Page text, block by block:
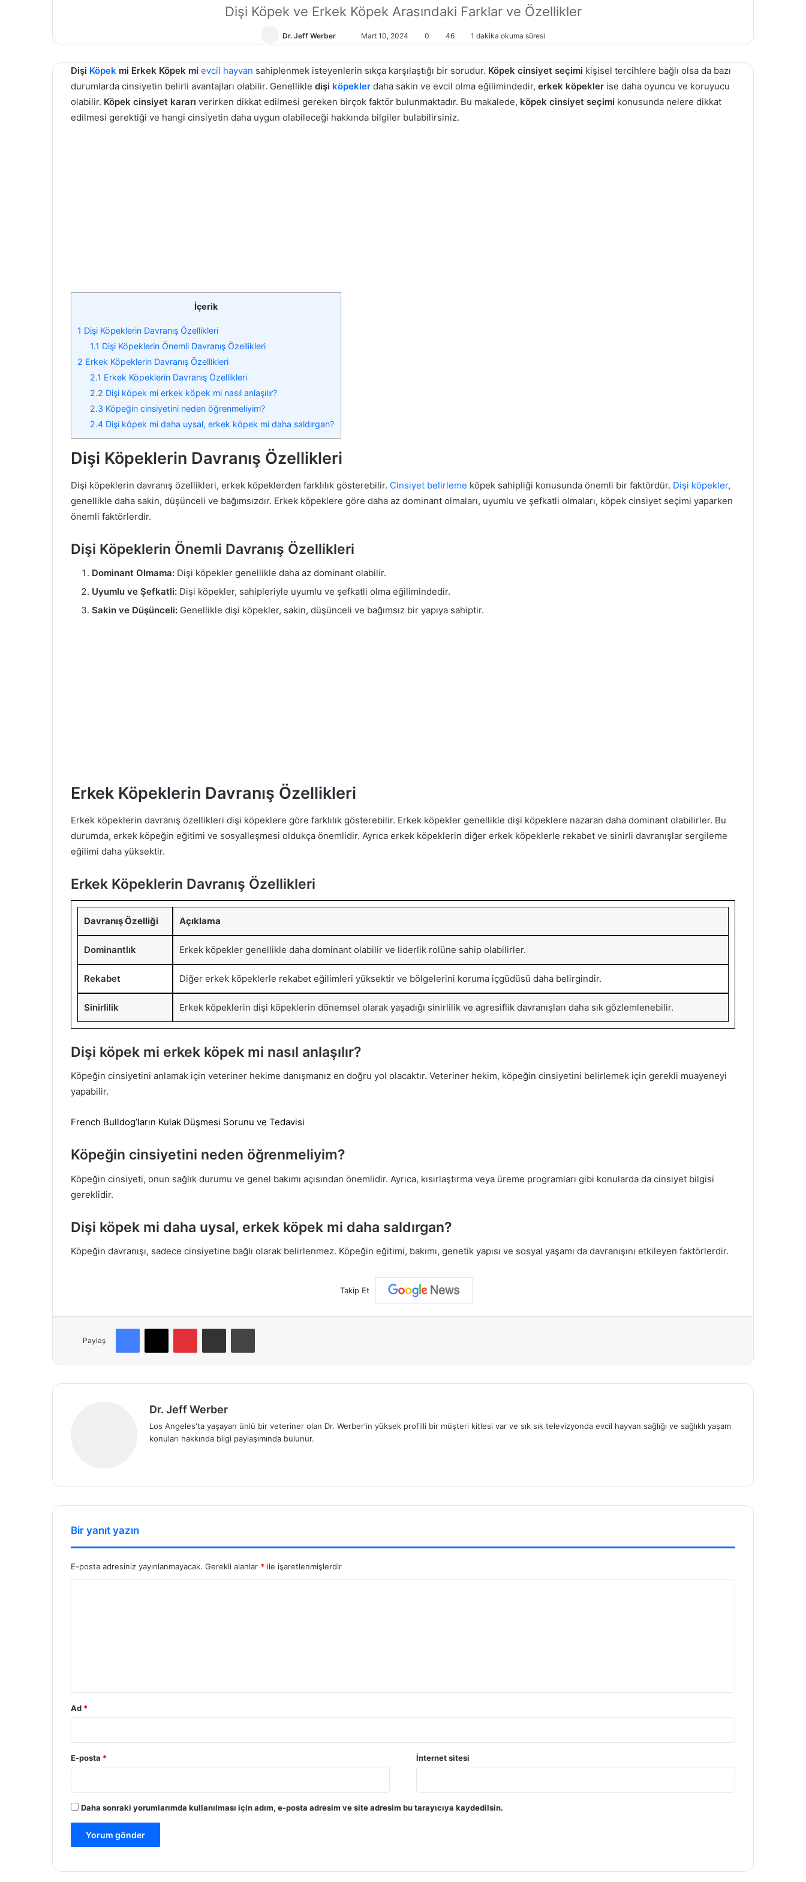
Dişi Köpek ve Erkek Köpek Arasındaki Farklar ve Özellikler
Dr. Jeff Werber
posta
Mart 10, 2024 0 46 1 dakika okuma süresi
Dişi Köpek mi Erkek Köpek mi evcil hayvan sahiplenmek isteyenlerin sıkça karşılaştığı bir sorudur. Köpek cinsiyet seçimi kişisel tercihlere bağlı olsa da bazı
durumlarda cinsiyetin belirli avantajları olabilir. Genellikle dişi köpekler daha sakin ve evcil olma eğilimindedir, erkek köpekler ise daha oyuncu ve koruyucu
olabilir. Köpek cinsiyet kararı verirken dikkat edilmesi gereken birçok faktör bulunmaktadır. Bu makalede, köpek cinsiyet seçimi konusunda nelere dikkat
edilmesi gerektiği ve hangi cinsiyetin daha uygun olabileceği hakkında bilgiler bulabilirsiniz.
İçerik
1 Dişi Köpeklerin Davranış Özellikleri
1.1 Dişi Köpeklerin Önemli Davranış Özellikleri
2 Erkek Köpeklerin Davranış Özellikleri
2.1 Erkek Köpeklerin Davranış Özellikleri
2.2 Dişi köpek mi erkek köpek mi nasıl anlaşılır?
2.3 Köpeğin cinsiyetini neden öğrenmeliyim?
2.4 Dişi köpek mi daha uysal, erkek köpek mi daha saldırgan?
Dişi Köpeklerin Davranış Özellikleri
Dişi köpeklerin davranış özellikleri, erkek köpeklerden farklılık gösterebilir. Cinsiyet belirleme köpek sahipliği konusunda önemli bir faktördür. Dişi köpekler,
genellikle daha sakin, düşünceli ve bağımsızdır. Erkek köpeklere göre daha az dominant olmaları, uyumlu ve şefkatli olmaları, köpek cinsiyet seçimi yaparken
önemli faktörlerdir.
Dişi Köpeklerin Önemli Davranış Özellikleri
Dominant Olmama: Dişi köpekler genellikle daha az dominant olabilir.
Uyumlu ve Şefkatli: Dişi köpekler, sahipleriyle uyumlu ve şefkatli olma eğilimindedir.
Sakin ve Düşünceli: Genellikle dişi köpekler, sakin, düşünceli ve bağımsız bir yapıya sahiptir.
Erkek Köpeklerin Davranış Özellikleri
Erkek köpeklerin davranış özellikleri dişi köpeklere göre farklılık gösterebilir. Erkek köpekler genellikle dişi köpeklere nazaran daha dominant olabilirler. Bu
durumda, erkek köpeğin eğitimi ve sosyalleşmesi oldukça önemlidir. Ayrıca erkek köpeklerin diğer erkek köpeklerle rekabet ve sinirli davranışlar sergileme
eğilimi daha yüksektir.
Erkek Köpeklerin Davranış Özellikleri
Davranış Özelliği Açıklama
Dominantlık Erkek köpekler genellikle daha dominant olabilir ve liderlik rolüne sahip olabilirler.
Rekabet Diğer erkek köpeklerle rekabet eğilimleri yüksektir ve bölgelerini koruma içgüdüsü daha belirgindir.
Sinirlilik Erkek köpeklerin dişi köpeklerin dönemsel olarak yaşadığı sinirlilik ve agresiflik davranışları daha sık gözlemlenebilir.
Dişi köpek mi erkek köpek mi nasıl anlaşılır?
Köpeğin cinsiyetini anlamak için veteriner hekime danışmanız en doğru yol olacaktır. Veteriner hekim, köpeğin cinsiyetini belirlemek için gerekli muayeneyi
yapabilir.
French Bulldog’ların Kulak Düşmesi Sorunu ve Tedavisi
Köpeğin cinsiyetini neden öğrenmeliyim?
Köpeğin cinsiyeti, onun sağlık durumu ve genel bakımı açısından önemlidir. Ayrıca, kısırlaştırma veya üreme programları gibi konularda da cinsiyet bilgisi
gereklidir.
Dişi köpek mi daha uysal, erkek köpek mi daha saldırgan?
Köpeğin davranışı, sadece cinsiyetine bağlı olarak belirlenmez. Köpeğin eğitimi, bakımı, genetik yapısı ve sosyal yaşamı da davranışını etkileyen faktörlerdir.
Takip Et
Paylaş
Dr. Jeff Werber
Los Angeles'ta yaşayan ünlü bir veteriner olan Dr. Werber'in yüksek profilli bir müşteri kitlesi var ve sık sık televizyonda evcil hayvan sağlığı ve sağlıklı yaşam
konuları hakkında bilgi paylaşımında bulunur.
sit
Bir yanıt yazın
E-posta adresiniz yayınlanmayacak. Gerekli alanlar * ile işaretlenmişlerdir
Ad *
E-posta * İnternet sitesi
Daha sonraki yorumlarımda kullanılması için adım, e-posta adresim ve site adresim bu tarayıcıya kaydedilsin.